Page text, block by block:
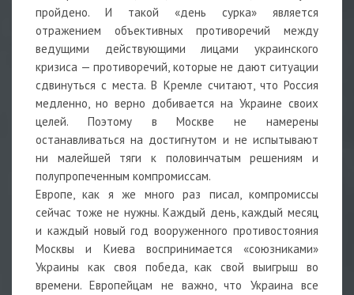
пройдено. И такой «день сурка» является
отражением объективных противоречий между
ведущими действующими лицами украинского
кризиса — противоречий, которые не дают ситуации
сдвинуться с места. В Кремле считают, что Россия
медленно, но верно добивается на Украине своих
целей. Поэтому в Москве не намерены
останавливаться на достигнутом и не испытывают
ни малейшей тяги к половинчатым решениям и
полупропеченным компромиссам.
Европе, как я же много раз писал, компромиссы
сейчас тоже не нужны. Каждый день, каждый месяц
и каждый новый год вооруженного противостояния
Москвы и Киева воспринимается «союзниками»
Украины как своя победа, как свой выигрыш во
времени. Европейцам не важно, что Украина все